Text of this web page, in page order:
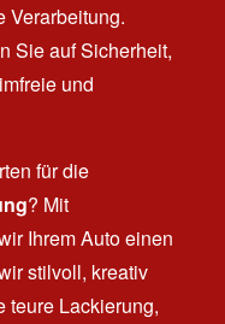
Verarbeitung.
Sie auf Sicherheit,
und
für die
? Mit
Ihrem Auto einen
stilvoll, kreativ
teure Lackierung,